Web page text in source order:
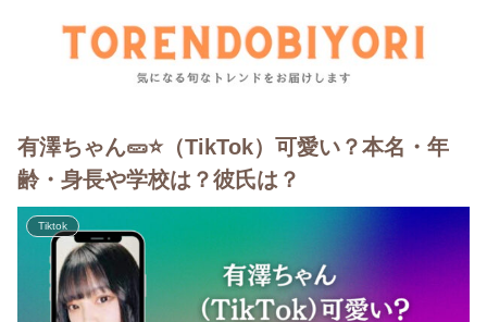
有澤ちゃん🥒⭐️（TikTok）可愛い？本名・年
齢・身長や学校は？彼氏は？
Tiktok